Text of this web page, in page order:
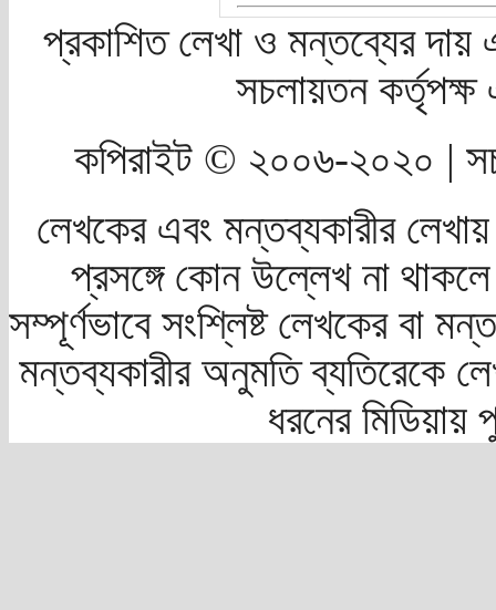
প্রকাশিত লেখা ও মন্তব্যের দায়
সচলায়তন
কপিরাইট © ২০০৬-২০২০ |
লেখকের এবং মন্তব্যকারীর
প্রসঙ্গে কোন উল্লেখ না
সম্পূর্ণভাবে সংশ্লিষ্ট লেখকের বা
মন্তব্যকারীর অনুমতি ব্যতিরেকে
ধরনের মিডিয়ায়